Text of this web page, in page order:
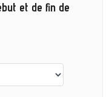
et de fin de